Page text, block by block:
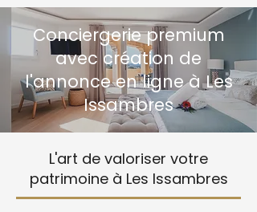
Conciergerie premium
avec création de
l'annonce en ligne à Les
Issambres
L'art de valoriser votre
patrimoine à Les Issambres